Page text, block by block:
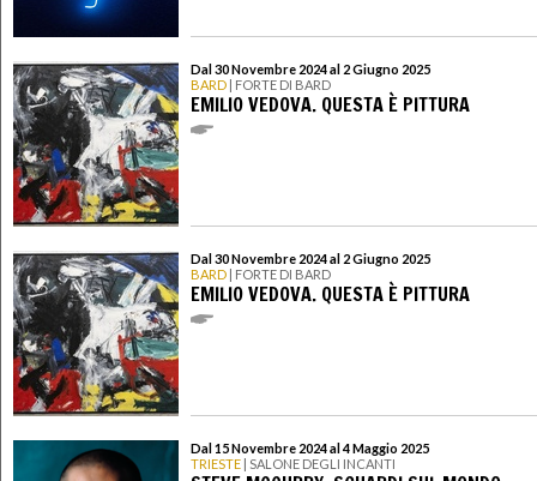
Dal 30 Novembre 2024 al 2 Giugno 2025
BARD | FORTE DI BARD
EMILIO VEDOVA. QUESTA È PITTURA
Dal 30 Novembre 2024 al 2 Giugno 2025
BARD | FORTE DI BARD
EMILIO VEDOVA. QUESTA È PITTURA
Dal 15 Novembre 2024 al 4 Maggio 2025
TRIESTE | SALONE DEGLI INCANTI